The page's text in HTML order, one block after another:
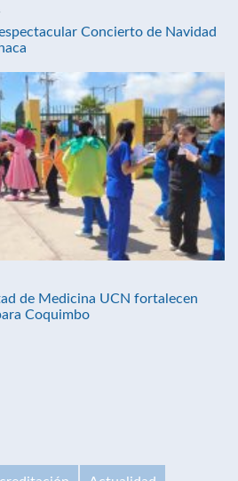
Concierto de Navidad
de Medicina UCN fortalecen
Coquimbo